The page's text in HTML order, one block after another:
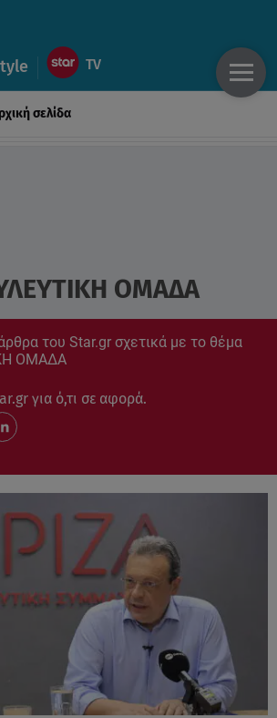
σελίδα
ΟΜΑΔΑ
του Star.gr σχετικά με το θέμα
ΟΜΑΔΑ
για ό,τι σε αφορά.